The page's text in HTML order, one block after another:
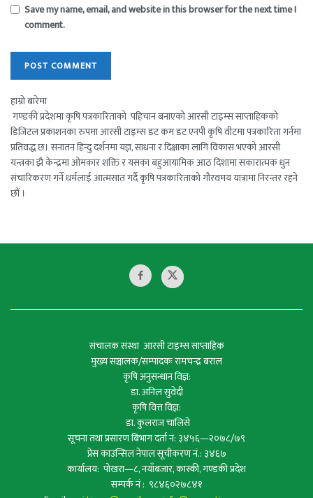
Save my name, email, and website in this browser for the next time I
comment.
हाम्रो बारेमा
गण्डकी प्रदेशमा कृषि पत्रकारिताको पहिचान बनाएको आरसी टाइम्स साप्ताहिकको
डिजिटल प्रकाशनका रुपमा आरसी टाइम्स डट कम डट एनपी कृषि वीटमा पत्रकारिता गर्नमा
प्रतिवद्ध छ। सनातन हिन्दु दर्शनमा यज्ञ, साधना र दिक्षाका लागि विकास भएको आरसी
यन्त्रका झै केन्द्रमा ओमकार शक्ति र यसका बहुआयामिक आठ दिशामा सकारात्मक धुन
संचारिकरण गर्ने धर्मलाई आत्मसात गर्दै कृषि पत्रकारिताको गौरवमय यात्रामा निरन्तर रहने
छौं ।
संचालक संस्था आरसी टाइम्स साप्ताहिक
मुख्य सञ्चालक/सम्पादकः रामचन्द्र बराल
कृषि अनुसन्धान विज्ञ:
डा. अनिल सुवेदी
कृषि वित्त विज्ञ:
डा. कुलराज चालिसे
सूचना तथा प्रसारण बिभाग दर्ता नं: ३४५६—२०७८/७९
प्रेस काउन्सिल नेपाल सूचीकरण नं.: ३४६७
कार्यालय: पोखरा—८, नयाँबजार, कास्की, गण्डकी प्रदेश
सम्पर्क नं : ९८४६०२७८४१